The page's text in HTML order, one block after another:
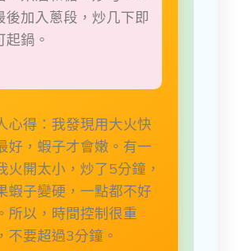
後加入蔥段，炒几下即
起鍋。
心得：我發現用大火快
好，蝦子才會嫩。有一
火開太小，炒了5分鐘，
蝦子變硬，一點都不好
所以，時間控制很重
不要超過3分鐘。